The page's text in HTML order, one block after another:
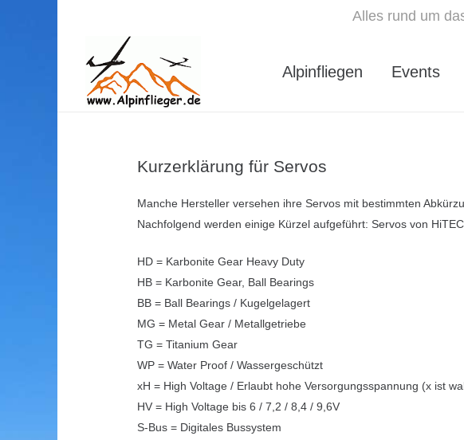
Alles rund um
Alpinfliegen Events
Kurzerklärung für Servos
Manche Hersteller versehen ihre Servos mit bestimmten
Nachfolgend werden einige Kürzel aufgeführt: Servos von
HD = Karbonite Gear Heavy Duty
HB = Karbonite Gear, Ball Bearings
BB = Ball Bearings / Kugelgelagert
MG = Metal Gear / Metallgetriebe
TG = Titanium Gear
WP = Water Proof / Wassergeschützt
xH = High Voltage / Erlaubt hohe Versorgungsspannung (x ist
HV = High Voltage bis 6 / 7,2 / 8,4 / 9,6V
S-Bus = Digitales Bussystem